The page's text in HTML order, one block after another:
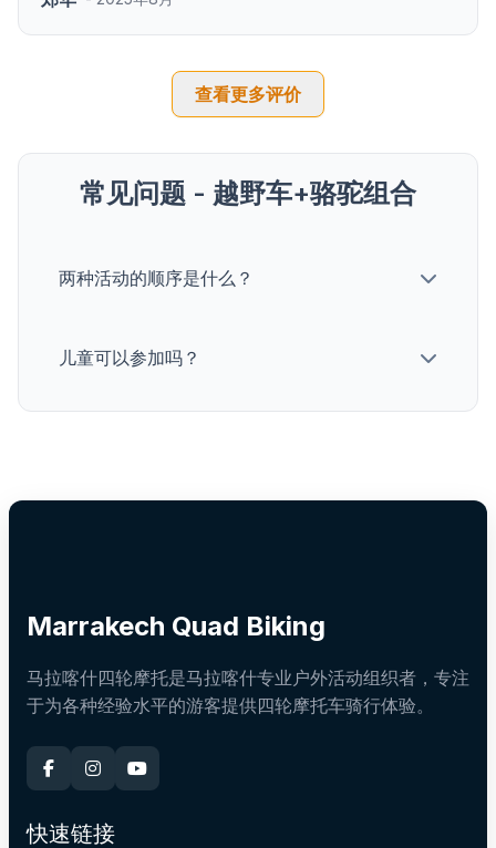
查看更多评价
常见问题 - 越野车+骆驼组合
两种活动的顺序是什么？
儿童可以参加吗？
Marrakech Quad Biking
马拉喀什四轮摩托是马拉喀什专业户外活动组织者，专注
于为各种经验水平的游客提供四轮摩托车骑行体验。
快速链接